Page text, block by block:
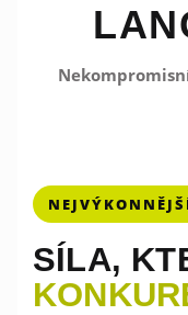
SÍLA,